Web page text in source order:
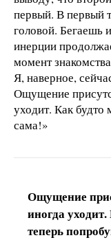
первый. В первый
головой. Бегаешь
инерции
момент
Я, наверное,
Ощущение
уходит. Как
сама!»
Ощущение
иногда
теперь